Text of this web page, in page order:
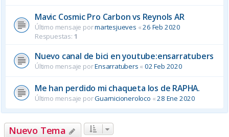
Mavic Cosmic Pro Carbon vs Reynols AR
Último mensaje pormartesjueves «26 Feb 2020
Respuestas: 1
Nuevo canal de bici en youtube:ensarratubers
Último mensaje porEnsarratubers «02 Feb 2020
Me han perdido mi chaqueta los de RAPHA.
Último mensaje porGuarnicioneroloco «28 Ene 2020
Nuevo Tema